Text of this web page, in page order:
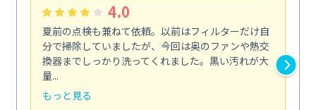
4.0
夏前の点検も兼ねて依頼。以前はフィルターだけ自
分で掃除していましたが、今回は奥のファンや熱交
換器までしっかり洗ってくれました。黒い汚れが大
量...
もっと見る